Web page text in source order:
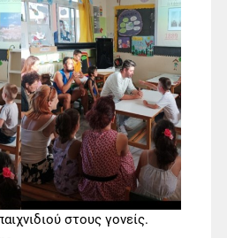
στους γονείς.